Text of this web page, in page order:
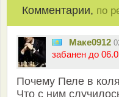
Комментарии, по
Маке0912
забанен до
Почему Пеле в
Что с ним